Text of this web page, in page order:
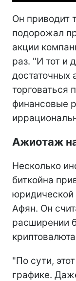
Он приводит
подорожал
акции
раз. "И тот и
достаточных
торговаться
финансовые
Ажиотаж
Несколько
биткойна
Афян. Он
расширении
"По сути,
графике.